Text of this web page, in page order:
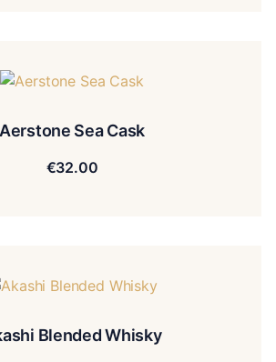
Aerstone Sea Cask
€32.00
Blended Whisky